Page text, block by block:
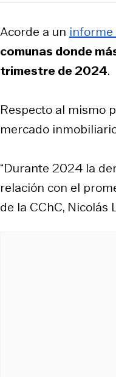
Acorde a un informe
comunas donde
trimestre de 2024.
Respecto al mismo
mercado
“Durante 2024 la
relación con el
de la CChC, Nicolás